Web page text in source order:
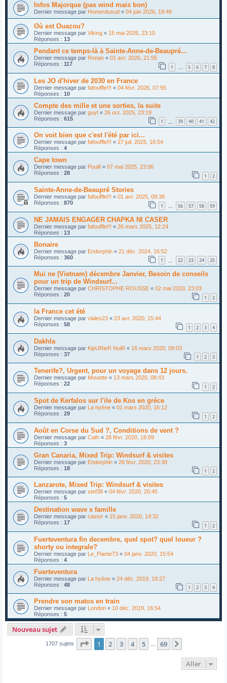
Infos Majorque (pas wind mais bon)
Dernier message par Homerdusud « 04 juin 2026, 19:48
Où est Ouazou?
Dernier message par Viking « 15 mai 2026, 23:10
Réponses : 13
Pendant ce temps-là à Sainte-Anne-de-Beaupré...
Dernier message par Ronan « 01 avr. 2026, 21:55
Réponses : 117 1 … 5 6 7 8
Les JO d'hiver de 2030 en France
Dernier message par fafouffle!!! « 04 févr. 2026, 07:55
Réponses : 10
Compte des mille et une sorties, la suite
Dernier message par guyt « 26 oct. 2025, 23:19
Réponses : 615 1 39 40 41 42
On voit bien que c'est l'été par ici...
Dernier message par fafouffle!!! « 27 juil. 2025, 16:54
Réponses : 4
Cape town
Dernier message par Poulif « 07 mai 2025, 23:06
Réponses : 28 1 2
Sainte-Anne-de-Beaupré Stories
Dernier message par fafouffle!!! « 01 avr. 2025, 09:38
Réponses : 870 1 … 56 57 58 59
NE JAMAIS ENGAGER CHAPKA NI CASER
Dernier message par fafouffle!!! « 26 mars 2025, 12:24
Réponses : 13
Bonaire
Dernier message par Endorphin « 21 déc. 2024, 16:52
Réponses : 360 1 22 23 24 25
Mui ne (Vietnam) décembre Janvier, Besoin de conseils
pour un trip de Windsurf...
Dernier message par CHRISTOPHE ROUSSE « 02 mai 2020, 23:03
Réponses : 20 1 2
la France cet été
Dernier message par vlales23 « 23 avr. 2020, 15:44
Réponses : 58 1 2 3 4
Dakhla
Dernier message par KipURieR NoiR « 16 mars 2020, 09:03
Réponses : 37 1 2 3
Tenerife?, Urgent, pour un voyage dans 12 jours.
Dernier message par Mouette « 13 mars 2020, 08:43
Réponses : 22 1 2
Spot de Kerfalos sur l'ile de Kos en grèce
Dernier message par La hyène « 01 mars 2020, 16:12
Réponses : 29 1 2
Août en Corse du Sud ?, Conditions de vent ?
Dernier message par Cath « 28 févr. 2020, 16:09
Réponses : 3
Gran Canaria, Mixed Trip: Windsurf & visites
Dernier message par Endorphin « 26 févr. 2020, 23:38
Réponses : 18 1 2
Lanzarote, Mixed Trip: Windsurf & visites
Dernier message par stef38 « 04 févr. 2020, 20:45
Réponses : 5
Destination wave x famille
Dernier message par castor « 15 janv. 2020, 14:32
Réponses : 17 1 2
Fuerteventura fin decembre, quel spot? quel loueur ?
shorty ou integrale?
Dernier message par Le_Piante73 « 04 janv. 2020, 15:54
Réponses : 4
Fuerteventura
Dernier message par La hyène « 24 déc. 2019, 19:27
Réponses : 48 1 2 3 4
Prendre son matos en train
Dernier message par London « 10 déc. 2019, 16:54
Réponses : 5
Nouveau sujet
1707 sujets Page 1sur69
1 2 3 4 5 … 69
Aller